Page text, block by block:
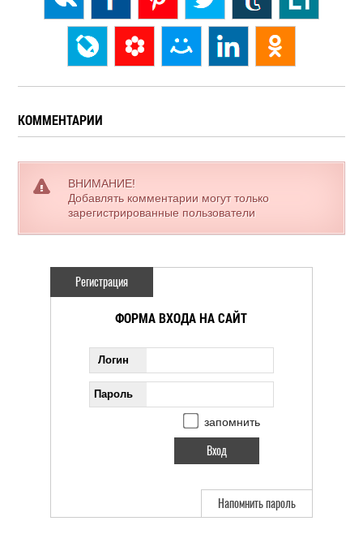
КОММЕНТАРИИ
ВНИМАНИЕ!
Добавлять комментарии могут только
зарегистрированные пользователи
Регистрация
ФОРМА ВХОДА НА САЙТ
Логин
Пароль
запомнить
Напомнить пароль